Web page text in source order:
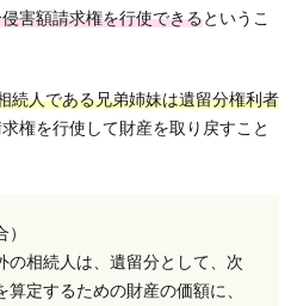
害額請求権を行使できるというこ
続人である兄弟姉妹は遺留分権利者
権を行使して財産を取り戻すこと
相続人は、遺留分として、次
定するための財産の価額に、